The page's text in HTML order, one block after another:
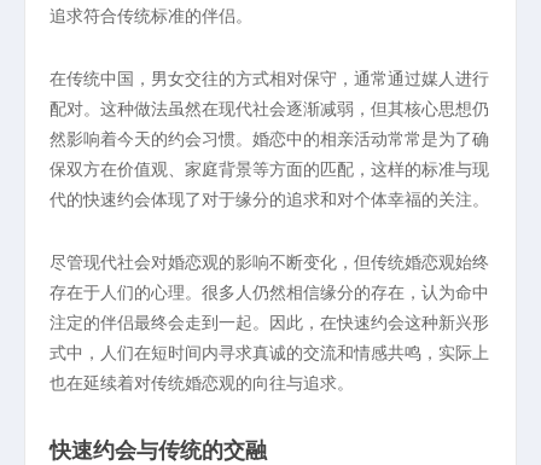
追求符合传统标准的伴侣。
在传统中国，男女交往的方式相对保守，通常通过媒人进行
配对。这种做法虽然在现代社会逐渐减弱，但其核心思想仍
然影响着今天的约会习惯。婚恋中的相亲活动常常是为了确
保双方在价值观、家庭背景等方面的匹配，这样的标准与现
代的快速约会体现了对于缘分的追求和对个体幸福的关注。
尽管现代社会对婚恋观的影响不断变化，但传统婚恋观始终
存在于人们的心理。很多人仍然相信缘分的存在，认为命中
注定的伴侣最终会走到一起。因此，在快速约会这种新兴形
式中，人们在短时间内寻求真诚的交流和情感共鸣，实际上
也在延续着对传统婚恋观的向往与追求。
快速约会与传统的交融